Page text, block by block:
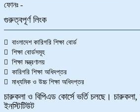
ফোনঃ -
গুরুত্বপূর্ণ লিংক
বাংলাদেশ কারিগরি শিক্ষা বোর্ড
শিক্ষা বোর্ডসমূহ
শিক্ষা মন্ত্রণালয়
কারিগরি শিক্ষা অধিদপ্তর
মাধ্যমিক ও উচ্চ শিক্ষা অধিদপ্তর
চারুকলা ও বিপিএড কোর্সে ভর্তি চলছে। চারুকলা,
ইনস্টিটিউট